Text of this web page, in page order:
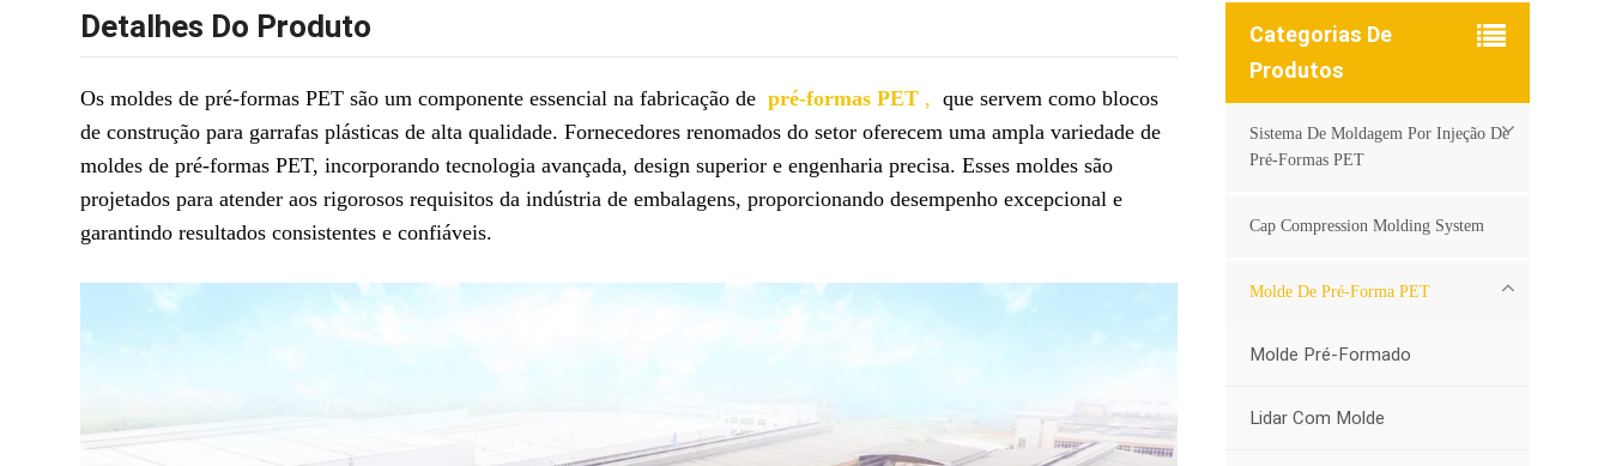
Detalhes Do Produto
Os moldes de pré-formas PET são um componente essencial na fabricação depré-formas PET , que servem como blocos
de construção para garrafas plásticas de alta qualidade. Fornecedores renomados do setor oferecem uma ampla variedade de
moldes de pré-formas PET, incorporando tecnologia avançada, design superior e engenharia precisa. Esses moldes são
projetados para atender aos rigorosos requisitos da indústria de embalagens, proporcionando desempenho excepcional e
garantindo resultados consistentes e confiáveis.
Categorias De
Produtos
Sistema De Moldagem Por Injeção De
Pré-Formas PET
Cap Compression Molding System
Molde De Pré-Forma PET
Molde Pré-Formado
Lidar Com Molde